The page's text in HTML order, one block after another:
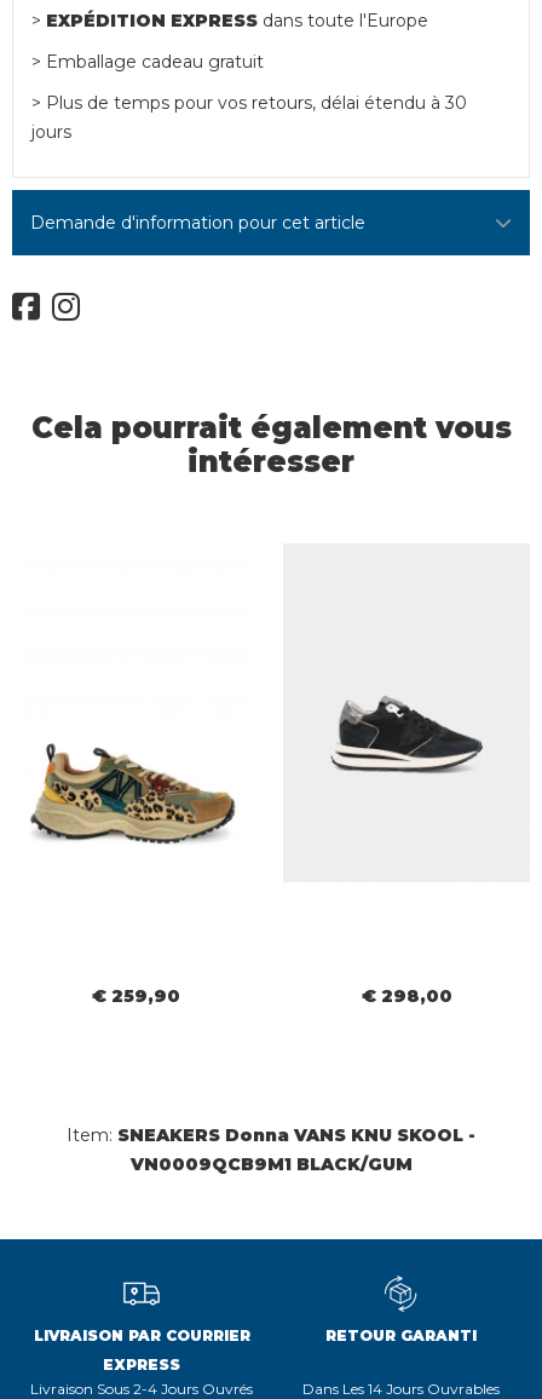
> EXPÉDITION EXPRESS dans toute l'Europe
> Emballage cadeau gratuit
> Plus de temps pour vos retours, délai étendu à 30
jours
Demande d'information pour cet article
Cela pourrait également vous
intéresser
€ 259,90 € 298,00
Item: SNEAKERS Donna VANS KNU SKOOL -
VN0009QCB9M1 BLACK/GUM
LIVRAISON PAR COURRIER
EXPRESS
Livraison Sous 2-4 Jours Ouvrés
RETOUR GARANTI
Dans Les 14 Jours Ouvrables